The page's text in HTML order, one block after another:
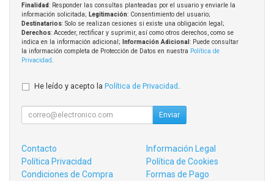
Finalidad: Responder las consultas planteadas por el usuario y enviarle la
información solicitada; Legitimación: Consentimiento del usuario;
Destinatarios: Solo se realizan cesiones si existe una obligación legal;
Derechos: Acceder, rectificar y suprimir, así como otros derechos, como se
indica en la información adicional;
Información Adicional : Puede consultar
la información completa de Protección de Datos en nuestra Política de
Privacidad
He leído y acepto la Política de Privacidad
Enviar
Contacto
Información Legal
Política Privacidad
Política de Cookies
Condiciones de Compra
Formas de Pago